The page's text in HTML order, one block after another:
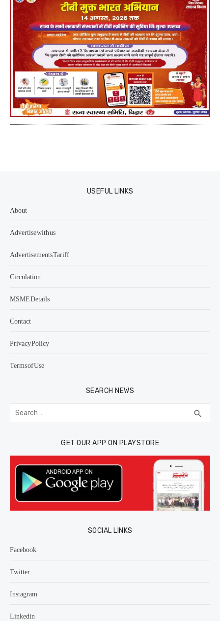
USEFUL LINKS
About
Advertise with us
Advertisements Tariff
Circulation
MSME Details
Contact
Privacy Policy
Terms of Use
SEARCH NEWS
Search
for: search
GET OUR APP ON PLAYSTORE
SOCIAL LINKS
Facebook
Twitter
Instagram
Linkedin